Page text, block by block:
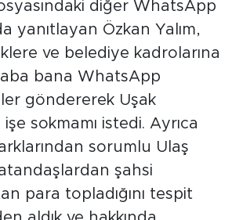
diğer WhatsApp
yanıtlayan Özkan Yalım,
ve belediye kadrolarına
bana WhatsApp
göndererek Uşak
sokmamı istedi. Ayrıca
sorumlu Ulaş
şahsi
para topladığını tespit